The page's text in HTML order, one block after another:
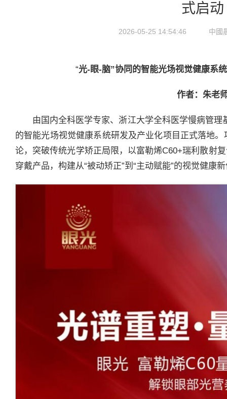
式启动
2026-05-25 14:54:46 中國
“光- 眼-脑”协同的智能光场视觉健康系
作者：朱老
由国内全科医学专家、浙江大学全科医学慢病管理
的智能光场视觉健康系统研发及产业化项目正式落地。
论，突破传统光学矫正局限，以富勒烯C60+瑞利散射
穿戴产品，构建从“被动矫正”到“主动赋能”的视觉健康